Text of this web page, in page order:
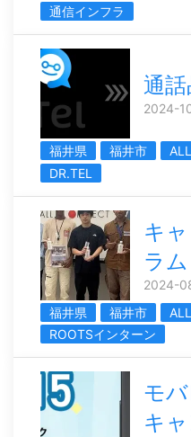
通信インフラ
通
2024-
福井県 福井市
DR.TEL
キ
ラム
2024-
福井県
福井市
ROOTSインターン
モ
キ